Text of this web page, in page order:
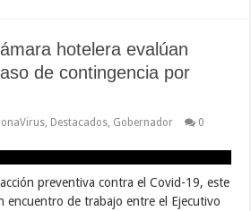
hotelera evalúan
de contingencia por
Destacados Gobernador
0
preventiva contra el Covid-19, este
encuentro de trabajo entre el Ejecutivo